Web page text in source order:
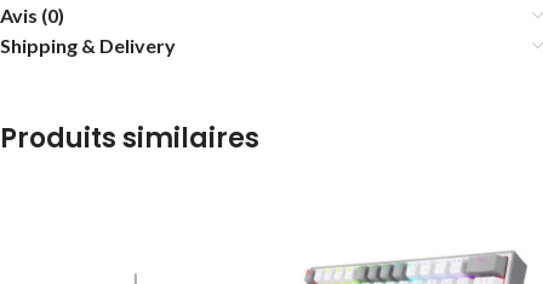
Avis (0)
Shipping & Delivery
Produits similaires